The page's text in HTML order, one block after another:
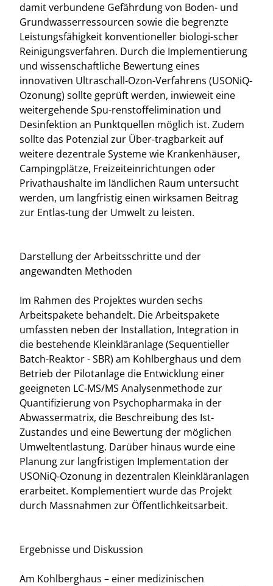
damit verbundene Gefährdung von Boden- und
Grundwasserressourcen sowie die begrenzte
Leistungsfähigkeit konventioneller biologi-scher
Reinigungsverfahren. Durch die Implementierung
und wissenschaftliche Bewertung eines
innovativen Ultraschall-Ozon-Verfahrens (USONiQ-
Ozonung) sollte geprüft werden, inwieweit eine
weitergehende Spu-renstoffelimination und
Desinfektion an Punktquellen möglich ist. Zudem
sollte das Potenzial zur Über-tragbarkeit auf
weitere dezentrale Systeme wie Krankenhäuser,
Campingplätze, Freizeiteinrichtungen oder
Privathaushalte im ländlichen Raum untersucht
werden, um langfristig einen wirksamen Beitrag
zur Entlas-tung der Umwelt zu leisten.
Darstellung der Arbeitsschritte und der
angewandten Methoden
Im Rahmen des Projektes wurden sechs
Arbeitspakete behandelt. Die Arbeitspakete
umfassten neben der Installation, Integration in
die bestehende Kleinkläranlage (Sequentieller
Batch-Reaktor - SBR) am Kohlberghaus und dem
Betrieb der Pilotanlage die Entwicklung einer
geeigneten LC-MS/MS Analysenmethode zur
Quantifizierung von Psychopharmaka in der
Abwassermatrix, die Beschreibung des Ist-
Zustandes und eine Bewertung der möglichen
Umweltentlastung. Darüber hinaus wurde eine
Planung zur langfristigen Implementation der
USONiQ-Ozonung in dezentralen Kleinkläranlagen
erarbeitet. Komplementiert wurde das Projekt
durch Massnahmen zur Öffentlichkeitsarbeit.
Ergebnisse und Diskussion
Am Kohlberghaus – einer medizinischen